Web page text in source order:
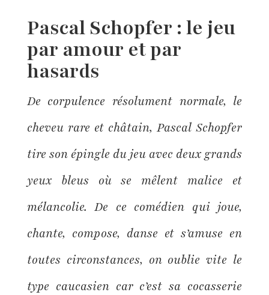
Pascal Schopfer : le jeu
par amour et par
hasards
De corpulence résolument normale, le
cheveu rare et châtain, Pascal Schopfer
tire son épingle du jeu avec deux grands
yeux bleus où se mêlent malice et
mélancolie. De ce comédien qui joue,
chante, compose, danse et s’amuse en
toutes circonstances, on oublie vite le
type caucasien car c’est sa cocasserie